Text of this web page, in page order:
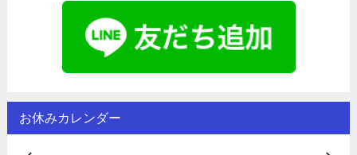
お休みカレンダー